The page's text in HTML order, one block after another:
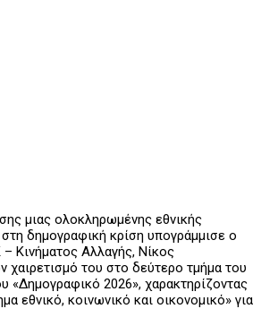
μιας ολοκληρωμένης εθνικής
στη δημογραφική κρίση υπογράμμισε ο
Κινήματος Αλλαγής, Νίκος
χαιρετισμό του στο δεύτερο τμήμα του
«Δημογραφικό 2026», χαρακτηρίζοντας
εθνικό, κοινωνικό και οικονομικό» για